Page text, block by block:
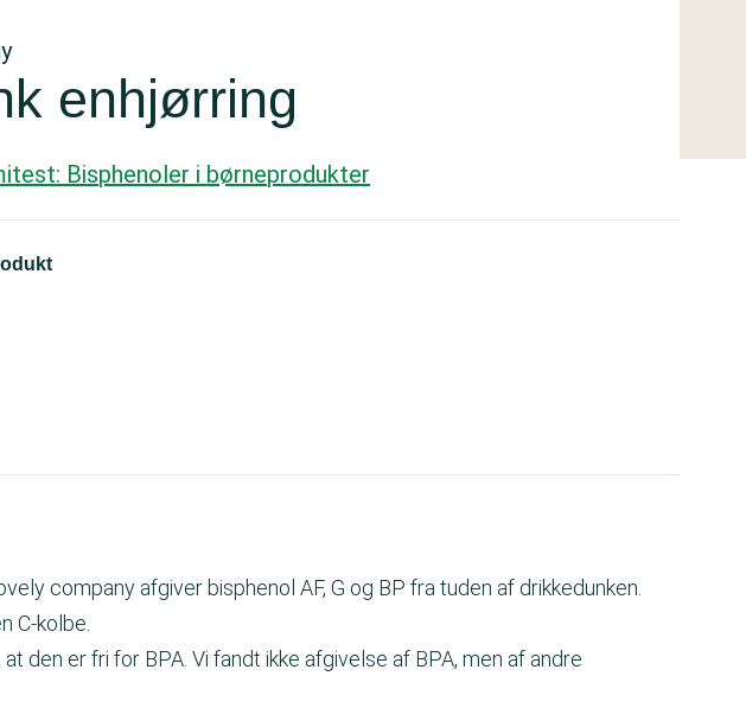
enhjørring
Bisphenoler i børneprodukter
company afgiver bisphenol AF, G og BP fra tuden af drikkedunken.
C-kolbe.
den er fri for BPA. Vi fandt ikke afgivelse af BPA, men af andre